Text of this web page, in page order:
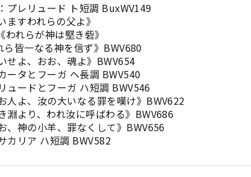
プレリュード ト短調 BuxWV149
ますわれらの父よ》
れらが神は堅き砦》
ら皆一なる神を信ず》BWV680
お、魂よ》BWV654
ーガ ヘ長調 BWV540
フーガ ハ短調 BWV546
の大いなる罪を嘆け》BWV622
われ汝に呼ばわる》BWV686
羊、罪なくして》BWV656
ハ短調 BWV582